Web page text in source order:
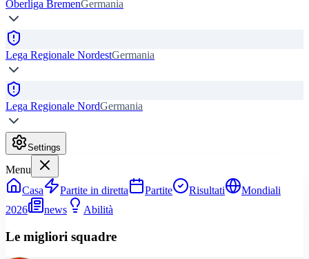
Oberliga BremenGermania
Lega Regionale NordestGermania
Lega Regionale NordGermania
Settings
Menu
Casa
Partite in diretta Partite Risultati
Mondiali
2026
news Abilità
Le migliori squadre